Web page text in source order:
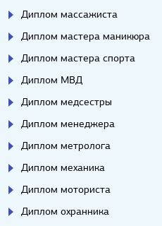
Диплом массажиста
Диплом мастера маникюра
Диплом мастера спорта
Диплом МВД
Диплом медсестры
Диплом менеджера
Диплом метролога
Диплом механика
Диплом моториста
Диплом охранника